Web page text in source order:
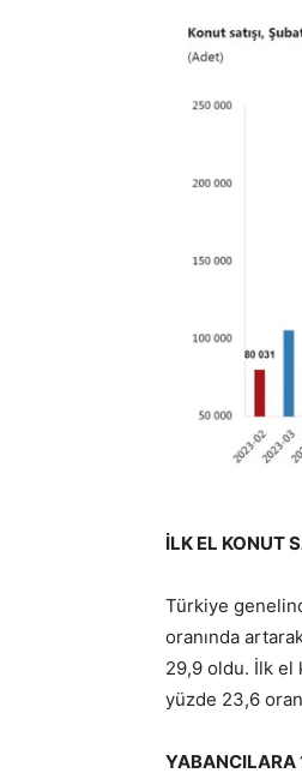
İLK EL KONUT
Türkiye
oranında
29,9 oldu. İlk el
yüzde 23,6
YABANCILARA